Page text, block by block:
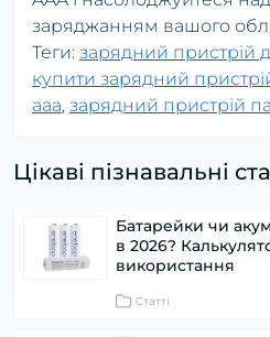
заряджанням вашого
Теги: зарядний пристрій
купити зарядний
ааа, зарядний пристрій
Цікаві пізнавальні
Батарейки чи
в 2026?
використання
Статті